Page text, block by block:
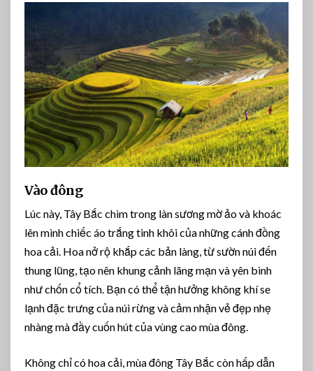
Vào đông
Lúc này, Tây Bắc chìm trong làn sương mờ ảo và khoác
lên mình chiếc áo trắng tinh khôi của những cánh đồng
hoa cải. Hoa nở rộ khắp các bản làng, từ sườn núi đến
thung lũng, tạo nên khung cảnh lãng mạn và yên bình
như chốn cổ tích. Bạn có thể tận hưởng không khí se
lạnh đặc trưng của núi rừng và cảm nhận vẻ đẹp nhẹ
nhàng mà đầy cuốn hút của vùng cao mùa đông.
Không chỉ có hoa cải, mùa đông Tây Bắc còn hấp dẫn